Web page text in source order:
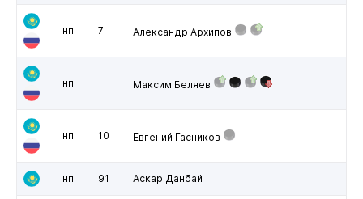
нп 7 Александр Архипов
нп Максим Беляев
нп 10 Евгений Гасников
нп 91 Аскар Данбай